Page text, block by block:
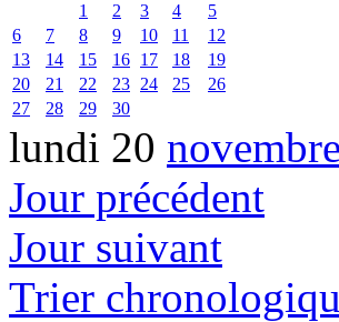
1
2 3 4
5
6
7 8 9 10 11
12
13
14 15 16 17 18
19
20
21 22 23 24 25
26
27
28 29 30
lundi 20
Jour précédent
Jour suivant
Trier